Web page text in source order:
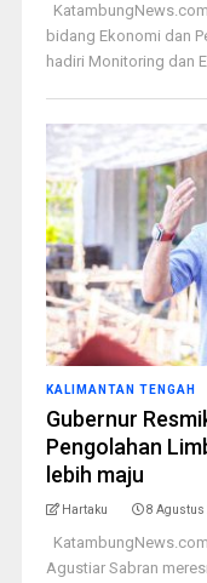
bidang Ekonomi dan
hadiri Monitoring dan
KALIMANTAN TENGAH
Gubernur
Pengolahan
lebih maju
Hartaku 8 Agustus
Agustiar Sabran